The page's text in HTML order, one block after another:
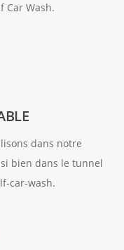
Car Wash.
dans notre
bien dans le tunnel
car-wash.